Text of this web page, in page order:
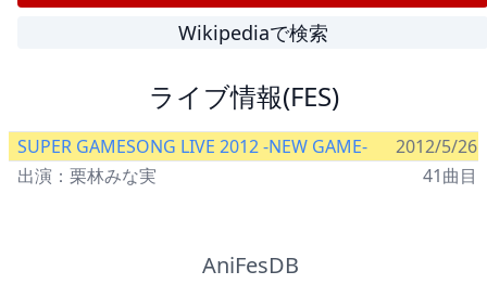
Wikipediaで検索
ライブ情報(FES)
SUPER GAMESONG LIVE 2012 -NEW GAME-
2012/5/26
出演：栗林みな実
41曲目
AniFesDB